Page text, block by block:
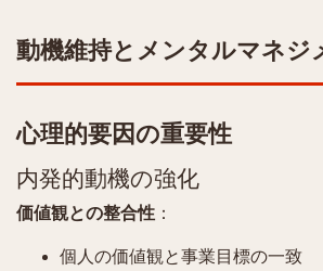
動機維持とメンタルマネジ
心理的要因の重要性
内発的動機の強化
価値観との整合性 ：
個人の価値観と事業目標の一致